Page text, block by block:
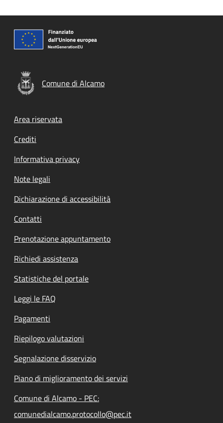
Comune di Alcamo
Footer menu
Area riservata
Crediti
Informativa privacy
Note legali
Dichiarazione di accessibilità
Contatti
Prenotazione appuntamento
Richiedi assistenza
Statistiche del portale
Leggi le FAQ
Pagamenti
Riepilogo valutazioni
Segnalazione disservizio
Piano di miglioramento dei servizi
Comune di Alcamo - PEC:
comunedialcamo.protocollo@pec.it